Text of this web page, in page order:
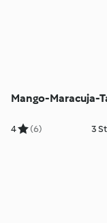
Mango-Maracuja-
4 (6) 3